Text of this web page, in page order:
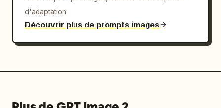
d'adaptation.
Découvrir plus de prompts images